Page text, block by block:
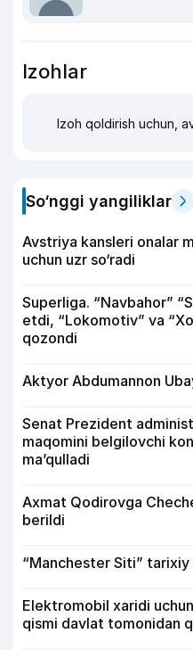
Izohlar
Izoh qoldirish uchun,
So‘nggi yangiliklar
Avstriya kansleri onalar
uchun uzr so‘radi
Superliga. “Navbahor”
etdi, “Lokomotiv” va
qozondi
Aktyor Abdu­mannon
Senat Prezident
maqomini belgilovchi
ma’qulladi
Axmat Qodirovga
berildi
“Manchester Siti”
Elektromobil xaridi
qismi davlat tomonidan